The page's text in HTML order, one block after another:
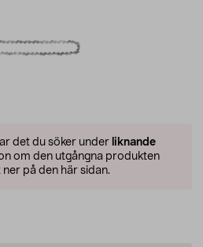
det du söker under liknande
om den utgångna produkten
ner på den här sidan.